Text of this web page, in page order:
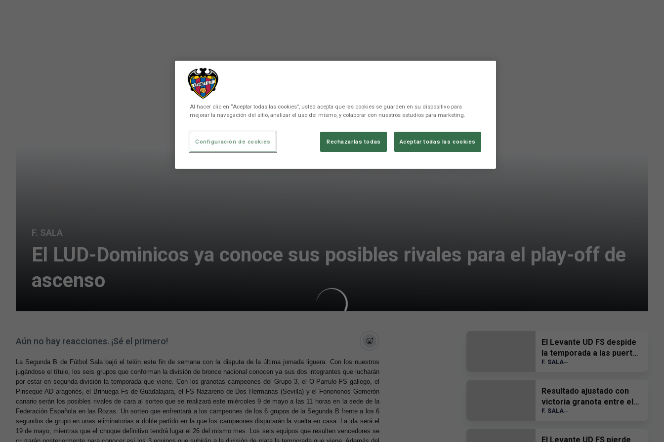
F. SALA
El LUD-Dominicos ya conoce sus posibles rivales para el play-off de
ascenso
Aún no hay reacciones. ¡Sé el primero!
La Segunda B de Fútbol Sala bajó el telón este fin de semana con la disputa de la última jornada liguera. Con los nuestros
jugándose el título, los seis grupos que conforman la división de bronce nacional conocen ya sus dos integrantes que lucharán
por estar en segunda división la temporada que viene. Con los granotas campeones del Grupo 3, el O Parrulo FS gallego, el
Pinseque AD aragonés, el Brihuega Fs de Guadalajara, el FS Nazareno de Dos Hermanas (Sevilla) y el Fonononos Gomerón
canario serán los posibles rivales de cara al sorteo que se realizará este miércoles 9 de mayo a las 11 horas en la sede de la
Federación Española en las Rozas. Un sorteo que enfrentará a los campeones de los 6 grupos de la Segunda B frente a los 6
segundos de grupo en unas eliminatorias a doble partido en la que los campeones disputarán la vuelta en casa. La ida será el
19 de mayo, mientras que el choque definitivo tendrá lugar el 26 del mismo mes. Los seis equipos que resulten vencedores se
El Levante UD FS despide
la temporada a las puertas
del playoff
F. SALA
Resultado ajustado con
victoria granota entre el
Levante UD FS y la Unión
F. SALA
El Levante UD FS pierde
Al hacer clic en “Aceptar todas las cookies”, usted acepta que las cookies se guarden en su dispositivo para
mejorar la navegación del sitio, analizar el uso del mismo, y colaborar con nuestros estudios para marketing.
Rechazarlas todas Aceptar todas las cookies
Configuración de cookies